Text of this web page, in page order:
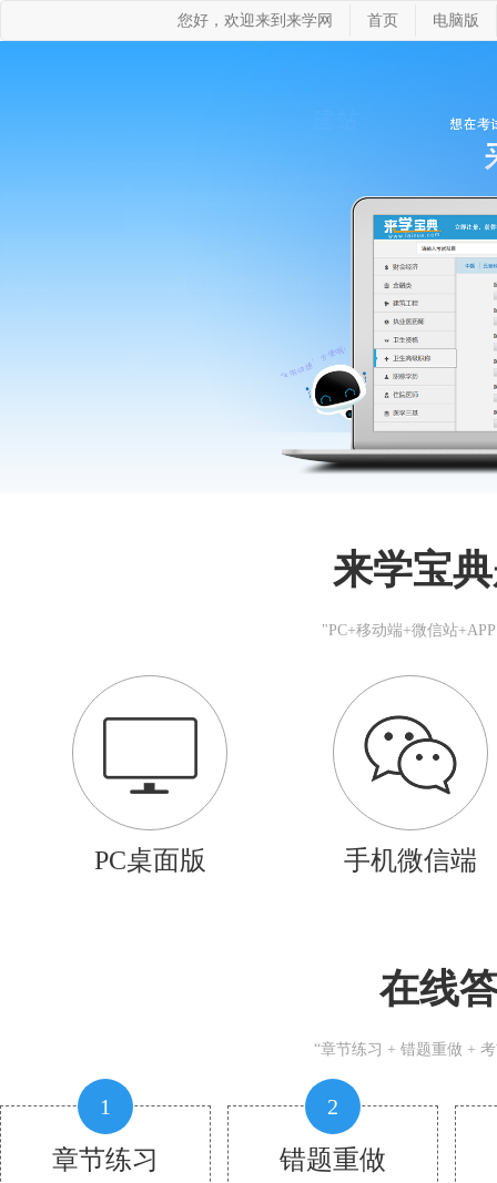
您好，欢迎来到来学网 首页 电脑版
来学宝
"PC+移动端+微信站
PC桌面版 手机微信端
在线
“章节练习 + 错题重做 +
1
章节练习
2
错题重做